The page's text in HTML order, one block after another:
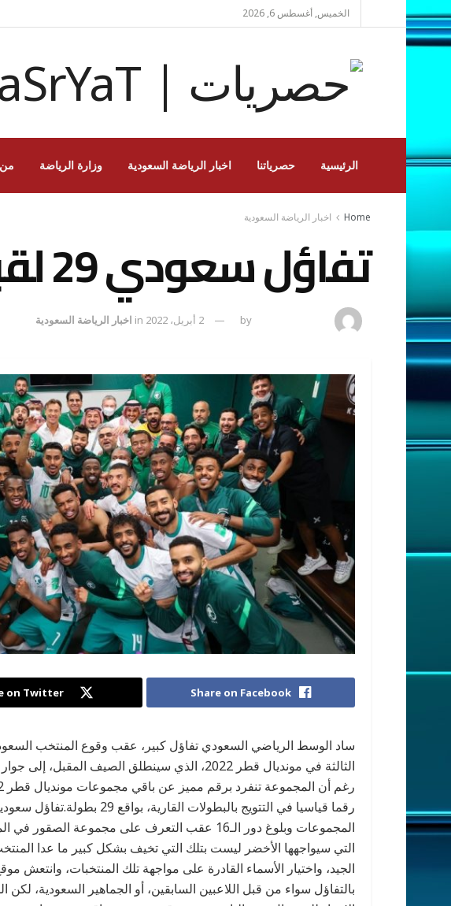
الخميس, أغسطس 6, 2026
الرئيسية حصرياتنا اخبار الرياضة السعودية وزارة الرياضة
Home اخبار الرياضة السعودية
تفاؤل سعودي 29 لقبا قاريا لمجموعة الأخضر
by 2 أبريل، 2022 in اخبار الرياضة السعودية
Share on Facebook
on Twitter
ساد الوسط الرياضي السعودي تفاؤل كبير، عقب وقوع المنتخب
الثالثة في مونديال قطر 2022، الذي سينطلق الصيف
رقما قياسيا في التتويج بالبطولات
المجموعات وبلوغ دور الـ16 عقب التعرف على مجموعة
التي سيواجهها الأخضر ليست بتلك التي تخيف بشكل كبير ما عدا
بالتفاؤل سواء من قبل اللاعبين السابقين، أو الجماهير السعودية،